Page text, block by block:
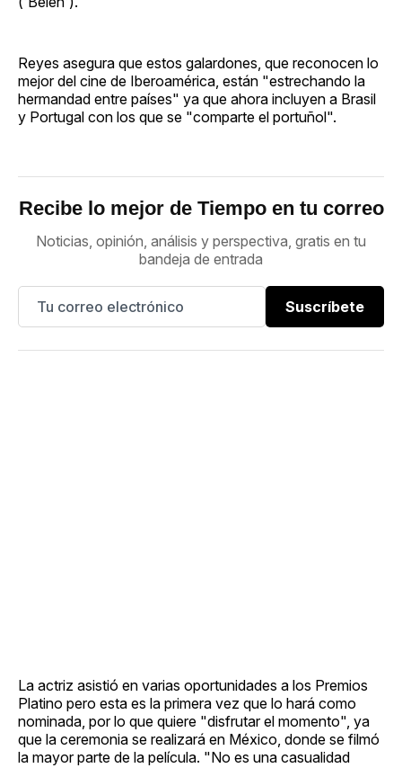
Reyes asegura que estos galardones, que reconocen lo
mejor del cine de Iberoamérica, están "estrechando la
hermandad entre países" ya que ahora incluyen a Brasil
y Portugal con los que se "comparte el portuñol".
Recibe lo mejor de Tiempo en tu correo
Noticias, opinión, análisis y perspectiva, gratis en tu
bandeja de entrada
Suscríbete
La actriz asistió en varias oportunidades a los Premios
Platino pero esta es la primera vez que lo hará como
nominada, por lo que quiere "disfrutar el momento", ya
que la ceremonia se realizará en México, donde se filmó
la mayor parte de la película. "No es una casualidad